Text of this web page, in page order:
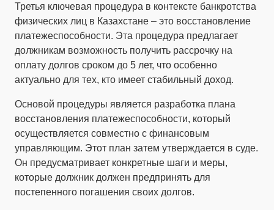
Третья ключевая процедура в контексте банкротства
физических лиц в Казахстане – это восстановление
платежеспособности. Эта процедура предлагает
должникам возможность получить рассрочку на
оплату долгов сроком до 5 лет, что особенно
актуально для тех, кто имеет стабильный доход.
Основой процедуры является разработка плана
восстановления платежеспособности, который
осуществляется совместно с финансовым
управляющим. Этот план затем утверждается в суде.
Он предусматривает конкретные шаги и меры,
которые должник должен предпринять для
постепенного погашения своих долгов.